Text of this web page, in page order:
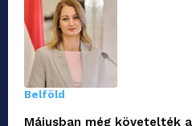
Belföld
Májusban még követelték